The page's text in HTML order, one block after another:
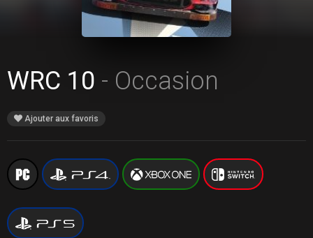
WRC 10 - Occasion
Ajouter aux favoris